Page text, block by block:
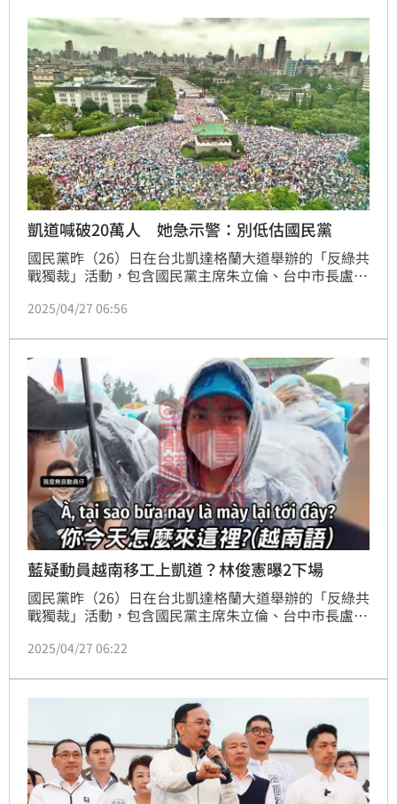
凱道喊破20萬人 她急示警：別低估國民黨
國民黨昨（26）日在台北凱達格蘭大道舉辦的「反綠共
戰獨裁」活動，包含國民黨主席朱立倫、台中市長盧秀
辦方更宣稱現場破20萬人。政治評論員吳靜怡就示警
2025/04/27 06:56
藍疑動員越南移工上凱道？林俊憲曝2下場
國民黨昨（26）日在台北凱達格蘭大道舉辦的「反綠共
戰獨裁」活動，包含國民黨主席朱立倫、台中市長盧秀
辦方更宣稱現場破20萬人。不過，網路上卻流傳外籍勞
林俊憲就直言「政治上不會帶來什麼影響，但實在是很
不道德」。
2025/04/27 06:22